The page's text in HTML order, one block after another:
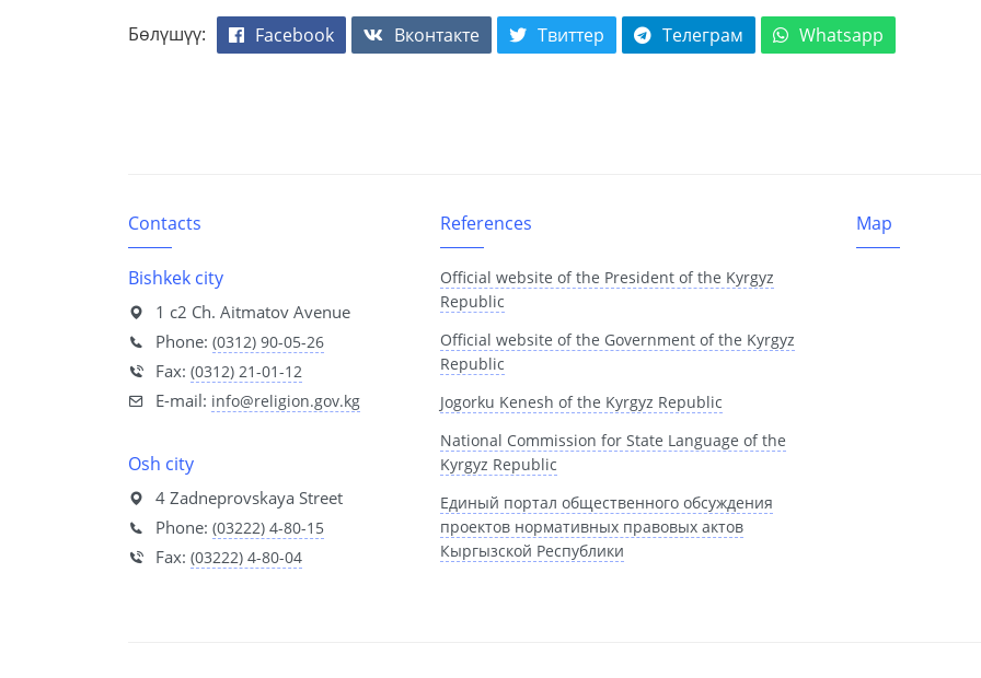
Бөлүшүү: Facebook Вконтакте Твиттер Телеграм Whatsapp
Contacts
Bishkek city
1 с2 Ch. Aitmatov Avenue
Phone: (0312) 90-05-26
Fax: (0312) 21-01-12
E-mail: info@religion.gov.kg
Osh city
4 Zadneprovskaya Street
Phone: (03222) 4-80-15
Fax: (03222) 4-80-04
References
Official website of the President of the Kyrgyz
Republic
Official website of the Government of the Kyrgyz
Republic
Jogorku Kenesh of the Kyrgyz Republic
National Commission for State Language of the
Kyrgyz Republic
Единый портал общественного обсуждения
проектов нормативных правовых актов
Кыргызской Республики
Map